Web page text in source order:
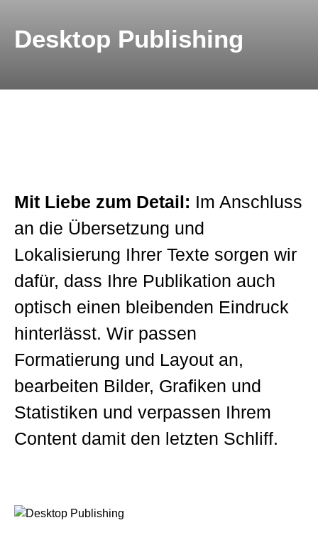
Technische Übersetzungen
Desktop Publishing
Mit Liebe zum Detail: Im Anschluss
an die Übersetzung und
Lokalisierung Ihrer Texte sorgen wir
dafür, dass Ihre Publikation auch
optisch einen bleibenden Eindruck
hinterlässt. Wir passen
Formatierung und Layout an,
bearbeiten Bilder, Grafiken und
Statistiken und verpassen Ihrem
Content damit den letzten Schliff.